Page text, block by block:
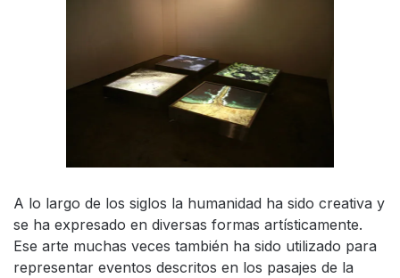
A lo largo de los siglos la humanidad ha sido creativa y
se ha expresado en diversas formas artísticamente.
Ese arte muchas veces también ha sido utilizado para
representar eventos descritos en los pasajes de la